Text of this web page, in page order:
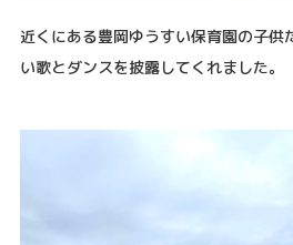
近くにある豊岡ゆうすい保育園の子供
い歌とダンスを披露してくれました。